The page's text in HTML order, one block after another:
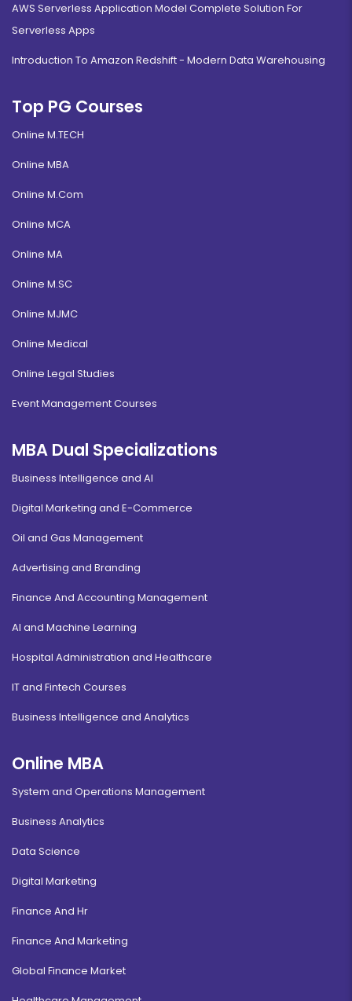
AWS Serverless Application Model Complete Solution For
Serverless Apps
Introduction To Amazon Redshift - Modern Data Warehousing
Top PG Courses
Online M.TECH
Online MBA
Online M.Com
Online MCA
Online MA
Online M.SC
Online MJMC
Online Medical
Online Legal Studies
Event Management Courses
MBA Dual Specializations
Business Intelligence and AI
Digital Marketing and E-Commerce
Oil and Gas Management
Advertising and Branding
Finance And Accounting Management
AI and Machine Learning
Hospital Administration and Healthcare
IT and Fintech Courses
Business Intelligence and Analytics
Online MBA
System and Operations Management
Business Analytics
Data Science
Digital Marketing
Finance And Hr
Finance And Marketing
Global Finance Market